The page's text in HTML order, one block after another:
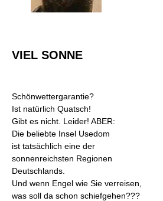
VIEL SONNE
Schönwettergarantie?
Ist natürlich Quatsch!
Gibt es nicht. Leider! ABER:
Die beliebte Insel Usedom
ist tatsächlich eine der
sonnenreichsten Regionen
Deutschlands.
Und wenn Engel wie Sie verreisen,
was soll da schon schiefgehen???